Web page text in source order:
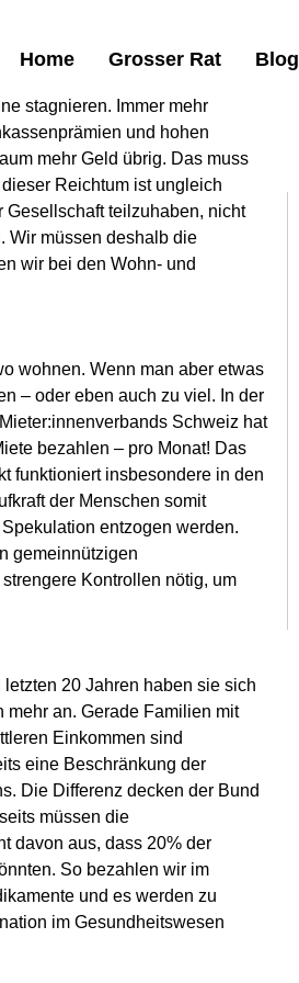
Home Grosser Rat Blog
stagnieren. Immer mehr
und hohen
mehr Geld übrig. Das muss
Reichtum ist ungleich
Gesellschaft teilzuhaben, nicht
Wir müssen deshalb die
wir bei den Wohn- und
wohnen. Wenn man aber etwas
– oder eben auch zu viel. In der
Schweiz hat
bezahlen – pro Monat! Das
funktioniert insbesondere in den
der Menschen somit
entzogen werden.
gemeinnützigen
Kontrollen nötig, um
20 Jahren haben sie sich
mehr an. Gerade Familien mit
Einkommen sind
eine Beschränkung der
Die Differenz decken der Bund
müssen die
davon aus, dass 20% der
So bezahlen wir im
und es werden zu
im Gesundheitswesen